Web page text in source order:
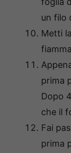
un filo
Metti
prima
Dopo
che il
Fai
prima